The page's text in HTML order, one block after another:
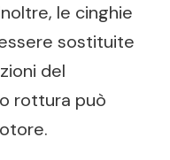
le cinghie
sostituite
del
rottura può